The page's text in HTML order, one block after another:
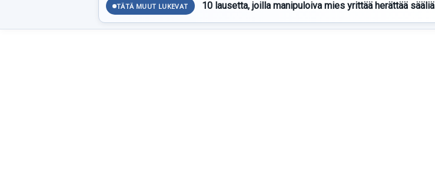
TÄTÄ MUUT LUKEVAT 10 lausetta, joilla manipuloiva mies yrittää herättää sääliä